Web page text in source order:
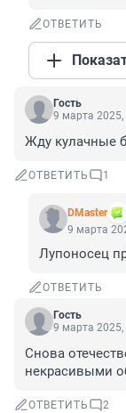
ОТВЕТИТЬ
Гость
9 марта 2025,
Жду кулачные
ОТВЕТИТЬ 1
DMaster
9 марта
Лупоносец
ОТВЕТИТЬ
Гость
9 марта 2025,
Снова
некрасивыми
ОТВЕТИТЬ 2